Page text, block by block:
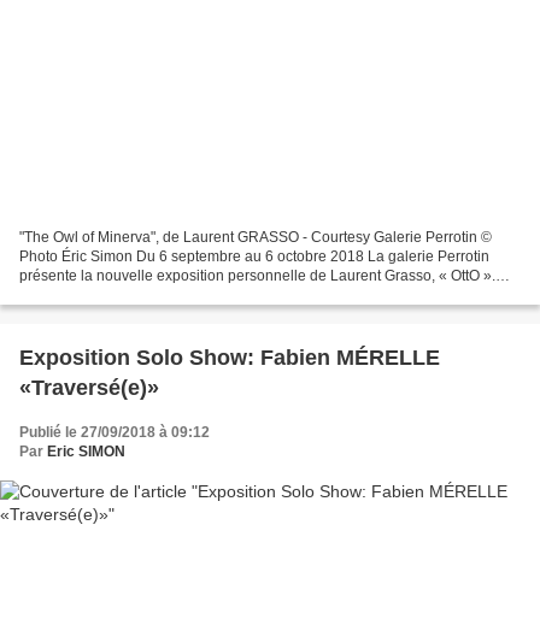
"The Owl of Minerva", de Laurent GRASSO - Courtesy Galerie Perrotin ©
Photo Éric Simon Du 6 septembre au 6 octobre 2018 La galerie Perrotin
présente la nouvelle exposition personnelle de Laurent Grasso, « OttO ».
Exposition Solo Show: Fabien MÉRELLE
«Traversé(e)»
Publié le 27/09/2018 à 09:12
Par Eric SIMON